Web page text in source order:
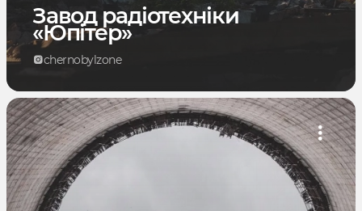
Завод радіотехніки
«Юпітер»
chernobylzone